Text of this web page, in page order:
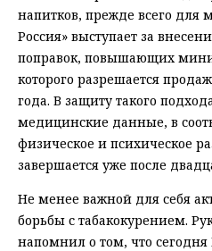
напитков, прежде всего для
Россия» выступает за
поправок, повышающих
которого разрешается
года. В защиту такого
медицинские данные, в
физическое и психическое
завершается уже после
Не менее важной для себя
борьбы с табакокурением.
напомнил о том, что сегодня